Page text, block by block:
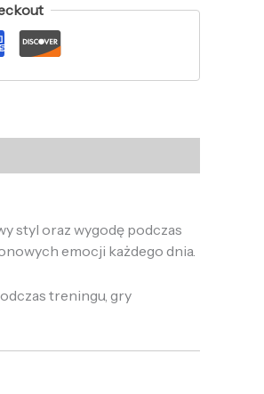
styl oraz wygodę podczas
emocji każdego dnia.
treningu, gry